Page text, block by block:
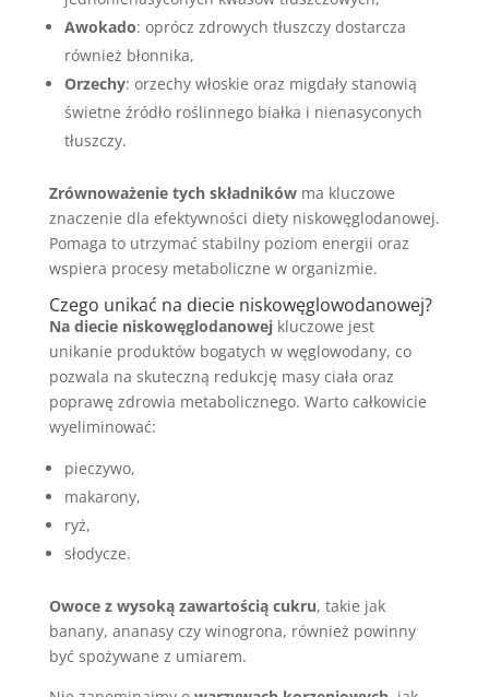
Awokado: oprócz zdrowych tłuszczy dostarcza
również błonnika,
Orzechy: orzechy włoskie oraz migdały stanowią
świetne źródło roślinnego białka i nienasyconych
tłuszczy.
Zrównoważenie tych składnikówma kluczowe
znaczenie dla efektywności diety niskowęglodanowej.
Pomaga to utrzymać stabilny poziom energii oraz
wspiera procesy metaboliczne w organizmie.
Czego unikać na diecie niskowęglowodanowej?
Na diecie niskowęglodanowejkluczowe jest
unikanie produktów bogatych w węglowodany, co
pozwala na skuteczną redukcję masy ciała oraz
poprawę zdrowia metabolicznego. Warto całkowicie
wyeliminować:
pieczywo,
makarony,
ryż,
słodycze.
Owoce z wysoką zawartością cukru, takie jak
banany, ananasy czy winogrona, również powinny
być spożywane z umiarem.